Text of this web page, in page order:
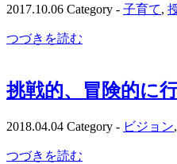
2017.10.06 Category - 子育て,
つづきを読む
挑戦的、冒険的に
2018.04.04 Category - ビジョン,
つづきを読む